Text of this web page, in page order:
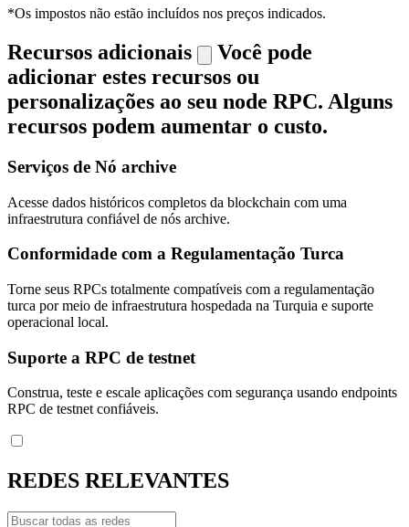
*Os impostos não estão incluídos nos preços indicados.
Recursos adicionais
Você pode
adicionar estes recursos ou
personalizações ao seu node RPC. Alguns
recursos podem aumentar o custo.
Serviços de Nó archive
Acesse dados históricos completos da blockchain com uma
infraestrutura confiável de nós archive.
Conformidade com a Regulamentação Turca
Torne seus RPCs totalmente compatíveis com a regulamentação
turca por meio de infraestrutura hospedada na Turquia e suporte
operacional local.
Suporte a RPC de testnet
Construa, teste e escale aplicações com segurança usando endpoints
RPC de testnet confiáveis.
REDES RELEVANTES